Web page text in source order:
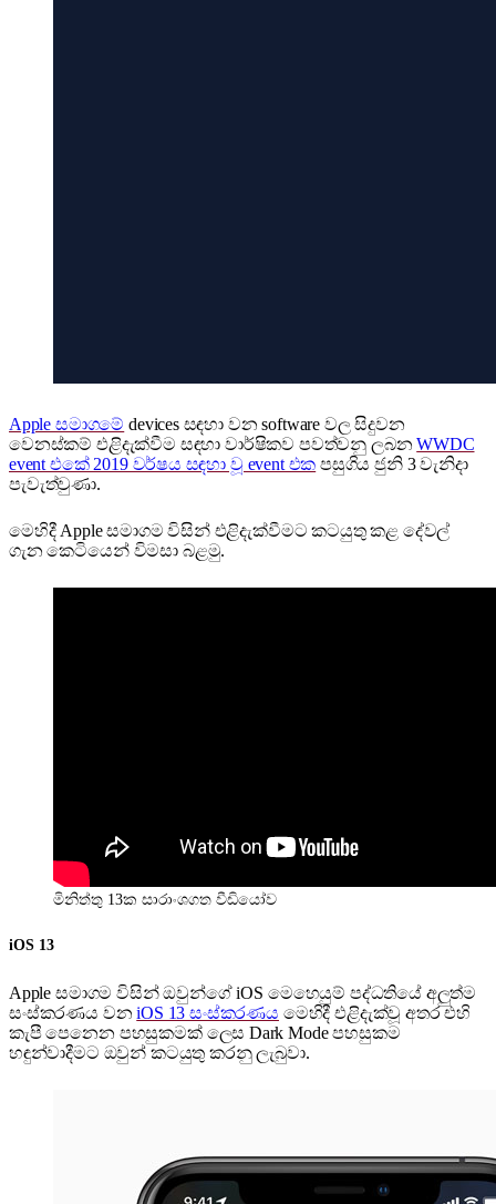
Apple සමාගමේ devices සඳහා වන software වල සිදුවන
වෙනස්කම් එළිදැක්වීම සඳහා වාර්ෂිකව පවත්වනු ලබනWWDC
event එකේ 2019 වර්ෂය සඳහා වූ event එක පසුගිය ජුනි 3 වැනිදා
පැවැත්වුණා.
මෙහිදී Apple සමාගම විසින් එළිදැක්වීමට කටයුතු කළ දේවල්
ගැන කෙටියෙන් විමසා බළමු.
මිනිත්තු 13ක සාරාංශගත වීඩියෝව
iOS 13
Apple සමාගම විසින් ඔවුන්ගේ iOS මෙහෙයුම් පද්ධතියේ අලුත්ම
සංස්කරණය වනiOS 13 සංස්කරණය මෙහිදී එළිදැක්වූ අතර එහි
කැපී පෙනෙන පහසුකමක් ලෙස Dark Mode පහසුකම
හඳුන්වාදීමට ඔවුන් කටයුතු කරනු ලැබුවා.